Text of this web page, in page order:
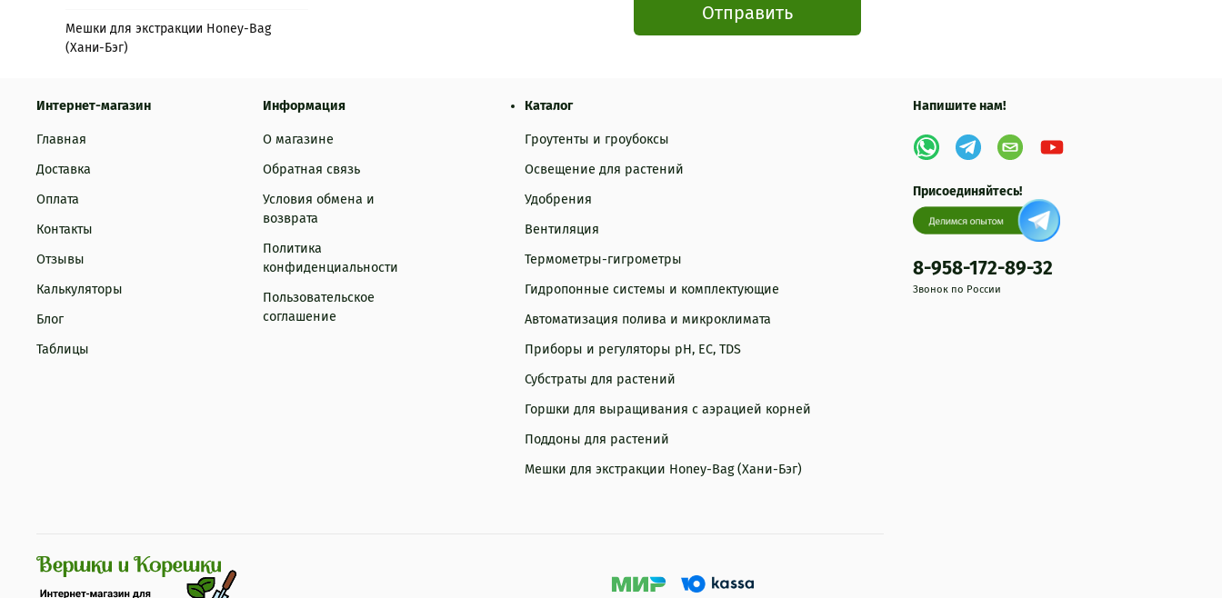
Отправить
Мешки для экстракции Honey-Bag
(Хани-Бэг)
Интернет-магазин
Главная
Доставка
Оплата
Контакты
Отзывы
Калькуляторы
Блог
Таблицы
Информация
О магазине
Обратная связь
Условия обмена и
возврата
Политика
конфиденциальности
Пользовательское
соглашение
Каталог
Гроутенты и гроубоксы
Освещение для растений
Удобрения
Вентиляция
Термометры-гигрометры
Гидропонные системы и комплектующие
Автоматизация полива и микроклимата
Приборы и регуляторы рН, EC, TDS
Субстраты для растений
Горшки для выращивания с аэрацией корней
Поддоны для растений
Мешки для экстракции Honey-Bag (Хани-Бэг)
Напишите нам!
Присоединяйтесь!
8-958-172-89-32
Звонок по России